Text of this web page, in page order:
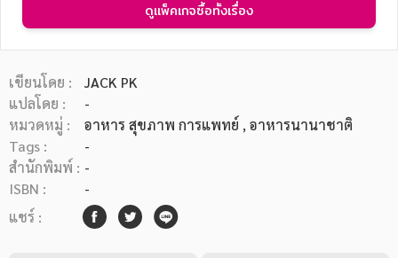
หมวดหมู่หนังสือ
หมวดหมู่ยอดนิยม
ดูแพ็คเกจซื้อทั้งเรื่อง
เขียนโดย :
JACK PK
แปลโดย :
-
หมวดหมู่ :
อาหาร สุขภาพ การแพทย์ , อาหารนานาชาติ
Tags :
-
สำนักพิมพ์ : -
ISBN :
-
แชร์ :